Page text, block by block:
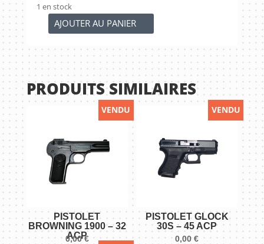
1 en stock
quantité
Pistolet
GLOCK
17
GEN
9x19mm
AJOUTER AU PANIER
PRODUITS SIMILAIRES
VENDU
PISTOLET
BROWNING 1900 – 32
ACP
0,00€
VENDU
PISTOLET GLOCK
30S – 45 ACP
0,00€